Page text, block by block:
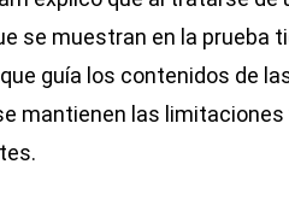
se muestran en la prueba
guía los contenidos de
mantienen las limitaciones